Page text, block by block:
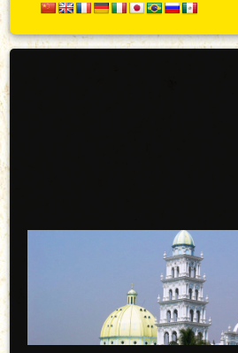
Secundario
Arriba